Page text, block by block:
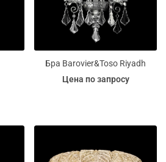
Бра Barovier&Toso Riyadh
Цена по запросу